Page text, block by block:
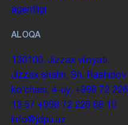
agentligi
ALOQA
130100. Jizzax viloyati,
Jizzax shahri, Sh. Rashidov
koʻchasi, 4-uy. +998 72 226
13 57 +998 72 226 68 10
info@jdpu.uz